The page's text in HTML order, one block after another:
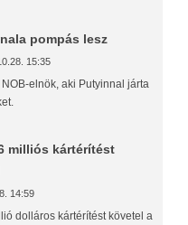
pompás lesz
15:35
elnök, aki Putyinnal járta
milliós kártérítést
14:59
dolláros kártérítést követel a